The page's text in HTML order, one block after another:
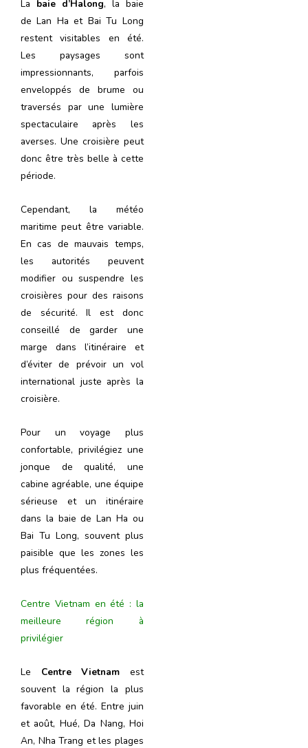
La baie d’Halong, la baie
de Lan Ha et Bai Tu Long
restent visitables en été.
Les paysages sont
impressionnants, parfois
enveloppés de brume ou
traversés par une lumière
spectaculaire après les
averses. Une croisière peut
donc être très belle à cette
période.
Cependant, la météo
maritime peut être variable.
En cas de mauvais temps,
les autorités peuvent
modifier ou suspendre les
croisières pour des raisons
de sécurité. Il est donc
conseillé de garder une
marge dans l’itinéraire et
d’éviter de prévoir un vol
international juste après la
croisière.
Pour un voyage plus
confortable, privilégiez une
jonque de qualité, une
cabine agréable, une équipe
sérieuse et un itinéraire
dans la baie de Lan Ha ou
Bai Tu Long, souvent plus
paisible que les zones les
plus fréquentées.
Centre Vietnam en été : la
meilleure région à
privilégier
Le Centre Vietnam est
souvent la région la plus
favorable en été. Entre juin
et août, Hué, Da Nang, Hoi
An, Nha Trang et les plages